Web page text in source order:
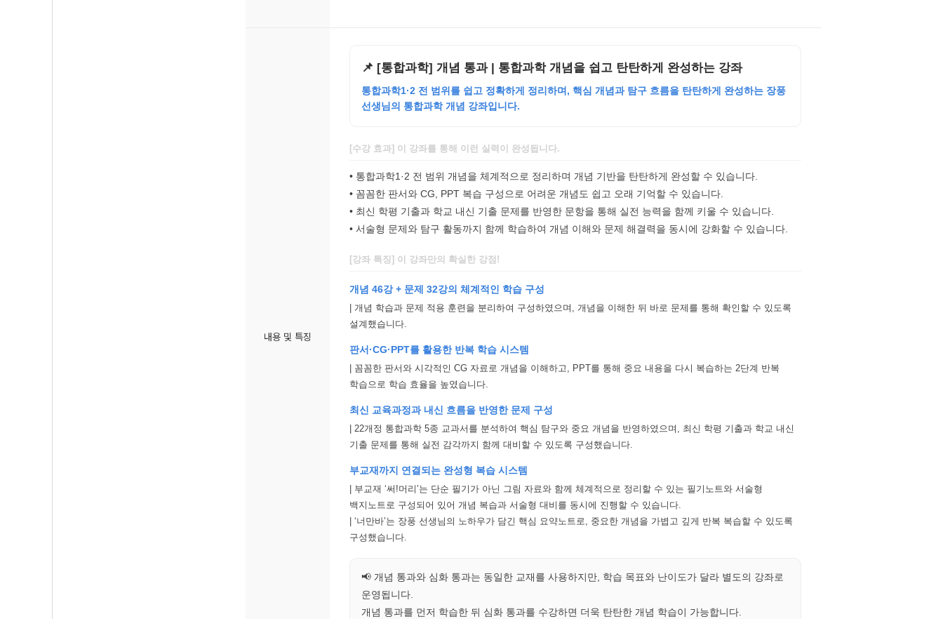
내용 및 특징
📌 [통합과학] 개념 통과 | 통합과학 개념을 쉽고 탄탄하게 완성하는 강좌
통합과학1·2 전 범위를 쉽고 정확하게 정리하며, 핵심 개념과 탐구 흐름을 탄탄하게 완성하는 장풍
선생님의 통합과학 개념 강좌입니다.
[수강 효과] 이 강좌를 통해 이런 실력이 완성됩니다.
• 통합과학1·2 전 범위 개념을 체계적으로 정리하며 개념 기반을 탄탄하게 완성할 수 있습니다.
• 꼼꼼한 판서와 CG, PPT 복습 구성으로 어려운 개념도 쉽고 오래 기억할 수 있습니다.
• 최신 학평 기출과 학교 내신 기출 문제를 반영한 문항을 통해 실전 능력을 함께 키울 수 있습니다.
• 서술형 문제와 탐구 활동까지 함께 학습하여 개념 이해와 문제 해결력을 동시에 강화할 수 있습니다.
[강좌 특징] 이 강좌만의 확실한 강점!
개념 46강 + 문제 32강의 체계적인 학습 구성
| 개념 학습과 문제 적용 훈련을 분리하여 구성하였으며, 개념을 이해한 뒤 바로 문제를 통해 확인할 수 있도록
설계했습니다.
판서·CG·PPT를 활용한 반복 학습 시스템
| 꼼꼼한 판서와 시각적인 CG 자료로 개념을 이해하고, PPT를 통해 중요 내용을 다시 복습하는 2단계 반복
학습으로 학습 효율을 높였습니다.
최신 교육과정과 내신 흐름을 반영한 문제 구성
| 22개정 통합과학 5종 교과서를 분석하여 핵심 탐구와 중요 개념을 반영하였으며, 최신 학평 기출과 학교 내신
기출 문제를 통해 실전 감각까지 함께 대비할 수 있도록 구성했습니다.
부교재까지 연결되는 완성형 복습 시스템
| 부교재 ‘써!머리’는 단순 필기가 아닌 그림 자료와 함께 체계적으로 정리할 수 있는 필기노트와 서술형
백지노트로 구성되어 있어 개념 복습과 서술형 대비를 동시에 진행할 수 있습니다.
| ‘너만바’는 장풍 선생님의 노하우가 담긴 핵심 요약노트로, 중요한 개념을 가볍고 깊게 반복 복습할 수 있도록
구성했습니다.
📢 개념 통과와 심화 통과는 동일한 교재를 사용하지만, 학습 목표와 난이도가 달라 별도의 강좌로
운영됩니다.
개념 통과를 먼저 학습한 뒤 심화 통과를 수강하면 더욱 탄탄한 개념 학습이 가능합니다.